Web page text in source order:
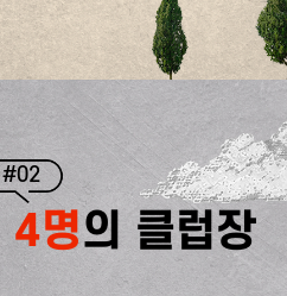
#02
4명의 클럽장